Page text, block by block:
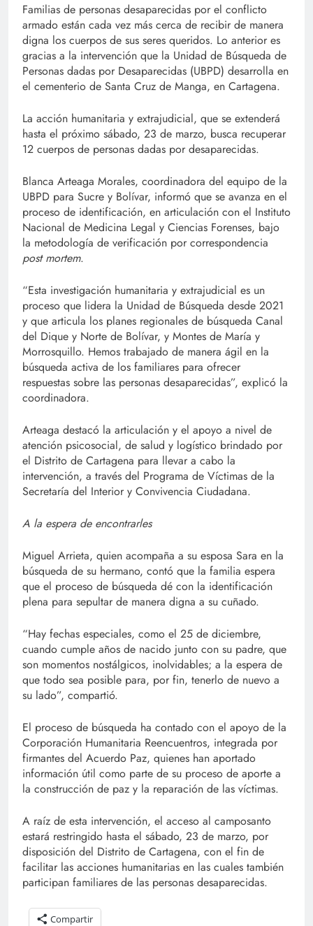
Familias de personas desaparecidas por el conflicto
armado están cada vez más cerca de recibir de manera
digna los cuerpos de sus seres queridos. Lo anterior es
gracias a la intervención que la Unidad de Búsqueda de
Personas dadas por Desaparecidas (UBPD) desarrolla en
el cementerio de Santa Cruz de Manga, en Cartagena.
La acción humanitaria y extrajudicial, que se extenderá
hasta el próximo sábado, 23 de marzo, busca recuperar
12 cuerpos de personas dadas por desaparecidas.
Blanca Arteaga Morales, coordinadora del equipo de la
UBPD para Sucre y Bolívar, informó que se avanza en el
proceso de identificación, en articulación con el Instituto
Nacional de Medicina Legal y Ciencias Forenses, bajo
la metodología de verificación por correspondencia
post mortem.
“Esta investigación humanitaria y extrajudicial es un
proceso que lidera la Unidad de Búsqueda desde 2021
y que articula los planes regionales de búsqueda Canal
del Dique y Norte de Bolívar, y Montes de María y
Morrosquillo. Hemos trabajado de manera ágil en la
búsqueda activa de los familiares para ofrecer
respuestas sobre las personas desaparecidas”, explicó la
coordinadora.
Arteaga destacó la articulación y el apoyo a nivel de
atención psicosocial, de salud y logístico brindado por
el Distrito de Cartagena para llevar a cabo la
intervención, a través del Programa de Víctimas de la
Secretaría del Interior y Convivencia Ciudadana.
A la espera de encontrarles
Miguel Arrieta, quien acompaña a su esposa Sara en la
búsqueda de su hermano, contó que la familia espera
que el proceso de búsqueda dé con la identificación
plena para sepultar de manera digna a su cuñado.
“Hay fechas especiales, como el 25 de diciembre,
cuando cumple años de nacido junto con su padre, que
son momentos nostálgicos, inolvidables; a la espera de
que todo sea posible para, por fin, tenerlo de nuevo a
su lado”, compartió.
El proceso de búsqueda ha contado con el apoyo de la
Corporación Humanitaria Reencuentros, integrada por
firmantes del Acuerdo Paz, quienes han aportado
información útil como parte de su proceso de aporte a
la construcción de paz y la reparación de las víctimas.
A raíz de esta intervención, el acceso al camposanto
estará restringido hasta el sábado, 23 de marzo, por
disposición del Distrito de Cartagena, con el fin de
facilitar las acciones humanitarias en las cuales también
participan familiares de las personas desaparecidas.
Compartir